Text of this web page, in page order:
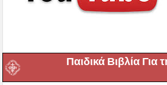
Παιδικά Βιβλία Για